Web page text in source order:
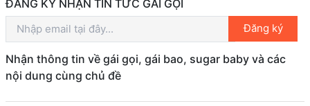
ĐĂNG KÝ NHẬN TIN TỨC GÁI GỌI
Đăng ký
Nhận thông tin về gái gọi, gái bao, sugar baby và các
nội dung cùng chủ đề